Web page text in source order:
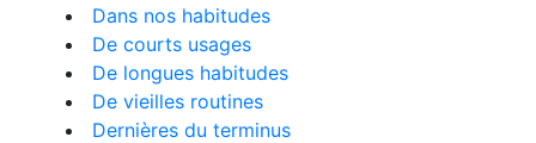
Dans nos habitudes
De courts usages
De longues habitudes
De vieilles routines
Dernières du terminus